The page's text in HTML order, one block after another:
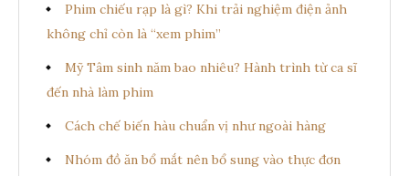
Phim chiếu rạp là gì? Khi trải nghiệm điện ảnh
không chỉ còn là “xem phim”
Mỹ Tâm sinh năm bao nhiêu? Hành trình từ ca sĩ
đến nhà làm phim
Cách chế biến hàu chuẩn vị như ngoài hàng
Nhóm đồ ăn bổ mắt nên bổ sung vào thực đơn